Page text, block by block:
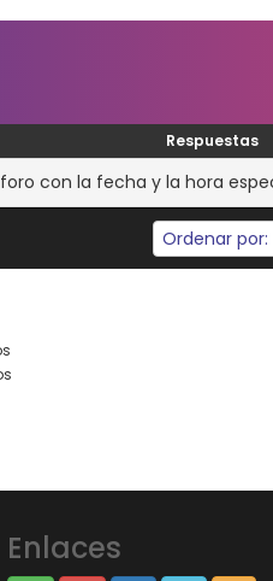
Respuestas
con la fecha y la hora
Enlaces